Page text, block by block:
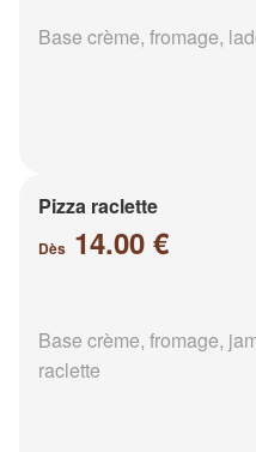
Base crème, fromage,
Pizza raclette
Dès 14.00 €
Base crème, fromage,
raclette